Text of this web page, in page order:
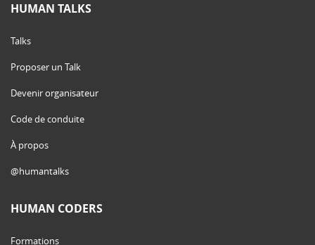
HUMAN TALKS
Talks
Proposer un Talk
Devenir organisateur
Code de conduite
À propos
@humantalks
HUMAN CODERS
Formations